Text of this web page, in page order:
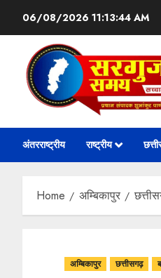
06/08/2026 11:13:46 AM
अंतरराष्ट्रीय राष्ट्रीय
Home अम्बिकापुर
अम्बिकापुर छत्तीसगढ़